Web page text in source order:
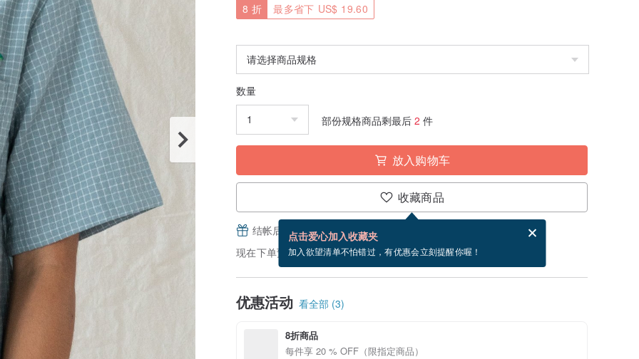
8 折 最多省下 US$ 19.60
数量
部份规格商品剩最后 2 件
放入购物车
收藏商品
点击爱心加入收藏夹
加入欲望清单不怕错过，有优惠会立刻提醒你喔！
结帐后填写并分享，免费帮你寄送电子贺卡。
电子贺卡是什么？
现在下单预估 9/1~9/11 到货。
优惠活动 看全部 (3)
8折商品
每件享 20 % OFF（限指定商品）